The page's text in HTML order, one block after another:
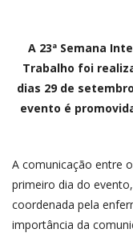
A 23ª Semana
Trabalho foi
dias 29 de
evento é
A comunicação entre
primeiro dia do
coordenada pela
importância da